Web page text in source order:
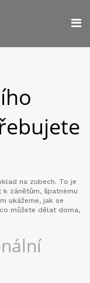
na zubech. To je
zánětům, špatnému
ukážeme, jak se
můžete dělat doma,